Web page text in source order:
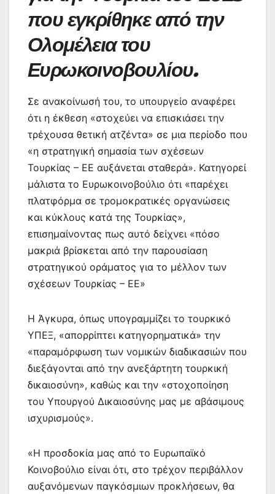
που εγκρίθηκε από την
Ολομέλεια του
Ευρωκοινοβουλίου.
Σε ανακοίνωσή του, το υπουργείο αναφέρει
ότι η έκθεση «στοχεύει να επισκιάσει την
τρέχουσα θετική ατζέντα» σε μια περίοδο που
«η στρατηγική σημασία των σχέσεων
Τουρκίας – ΕΕ αυξάνεται σταθερά». Κατηγορεί
μάλιστα το Ευρωκοινοβούλιο ότι «παρέχει
πλατφόρμα σε τρομοκρατικές οργανώσεις
και κύκλους κατά της Τουρκίας»,
επισημαίνοντας πως αυτό δείχνει «πόσο
μακριά βρίσκεται από την παρουσίαση
στρατηγικού οράματος για το μέλλον των
σχέσεων Τουρκίας – ΕΕ»
Η Άγκυρα, όπως υπογραμμίζει το τουρκικό
ΥΠΕΞ, «απορρίπτει κατηγορηματικά» την
«παραμόρφωση των νομικών διαδικασιών που
διεξάγονται από την ανεξάρτητη τουρκική
δικαιοσύνη», καθώς και την «στοχοποίηση
του Υπουργού Δικαιοσύνης μας με αβάσιμους
ισχυρισμούς».
«Η προσδοκία μας από το Ευρωπαϊκό
Κοινοβούλιο είναι ότι, στο τρέχον περιβάλλον
αυξανόμενων παγκόσμιων προκλήσεων, θα